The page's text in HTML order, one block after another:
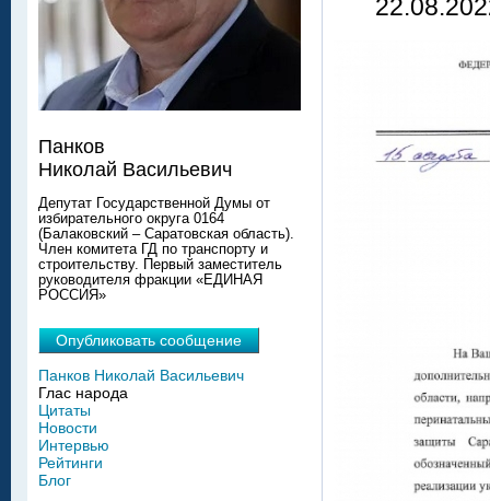
Панков
Николай Васильевич
Депутат Государственной Думы от
избирательного округа 0164
(Балаковский – Саратовская область).
Член комитета ГД по транспорту и
строительству. Первый заместитель
руководителя фракции «ЕДИНАЯ
РОССИЯ»
Опубликовать сообщение
Панков Николай Васильевич
Глас народа
Цитаты
Новости
Интервью
Рейтинги
Блог